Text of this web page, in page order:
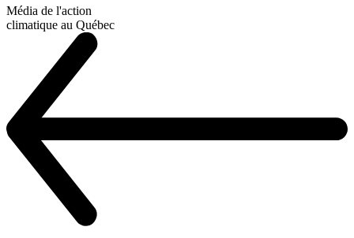
Média de l'action
climatique au Québec